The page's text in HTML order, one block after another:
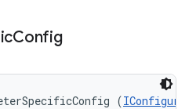
Config
(